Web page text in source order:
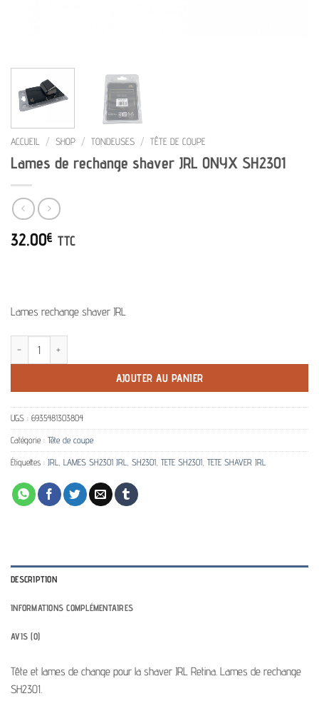
ACCUEIL / SHOP / TONDEUSES / TÊTE DE COUPE
Lames de rechange shaver JRL ONYX SH2301
32.00€ TTC
Lames rechange shaver JRL
quantité de Lames de rechange shaver JRL ONYX SH2301
AJOUTER AU PANIER
UGS : 6935481303804
Catégorie : Tête de coupe
Étiquettes : JRL, LAMES SH2301 JRL, SH2301, TETE SH2301, TETE SHAVER JRL
DESCRIPTION
INFORMATIONS COMPLÉMENTAIRES
AVIS (0)
Tête et lames de change pour la shaver JRL Retina. Lames de rechange
SH2301.